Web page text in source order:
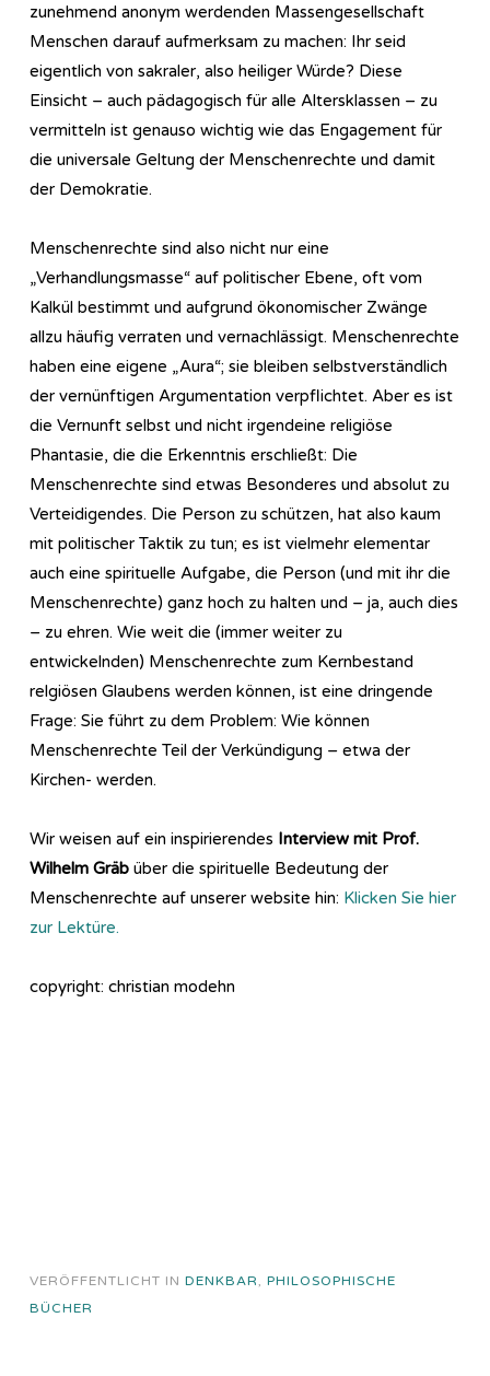
zunehmend anonym werdenden Massengesellschaft
Menschen darauf aufmerksam zu machen: Ihr seid
eigentlich von sakraler, also heiliger Würde? Diese
Einsicht – auch pädagogisch für alle Altersklassen – zu
vermitteln ist genauso wichtig wie das Engagement für
die universale Geltung der Menschenrechte und damit
der Demokratie.
Menschenrechte sind also nicht nur eine
„Verhandlungsmasse“ auf politischer Ebene, oft vom
Kalkül bestimmt und aufgrund ökonomischer Zwänge
allzu häufig verraten und vernachlässigt. Menschenrechte
haben eine eigene „Aura“; sie bleiben selbstverständlich
der vernünftigen Argumentation verpflichtet. Aber es ist
die Vernunft selbst und nicht irgendeine religiöse
Phantasie, die die Erkenntnis erschließt: Die
Menschenrechte sind etwas Besonderes und absolut zu
Verteidigendes. Die Person zu schützen, hat also kaum
mit politischer Taktik zu tun; es ist vielmehr elementar
auch eine spirituelle Aufgabe, die Person (und mit ihr die
Menschenrechte) ganz hoch zu halten und – ja, auch dies
– zu ehren. Wie weit die (immer weiter zu
entwickelnden) Menschenrechte zum Kernbestand
relgiösen Glaubens werden können, ist eine dringende
Frage: Sie führt zu dem Problem: Wie können
Menschenrechte Teil der Verkündigung – etwa der
Kirchen- werden.
Wir weisen auf ein inspirierendes Interview mit Prof.
Wilhelm Gräb über die spirituelle Bedeutung der
Menschenrechte auf unserer website hin: Klicken Sie hier
zur Lektüre.
copyright: christian modehn
VERÖFFENTLICHT IN DENKBAR, PHILOSOPHISCHE
BÜCHER